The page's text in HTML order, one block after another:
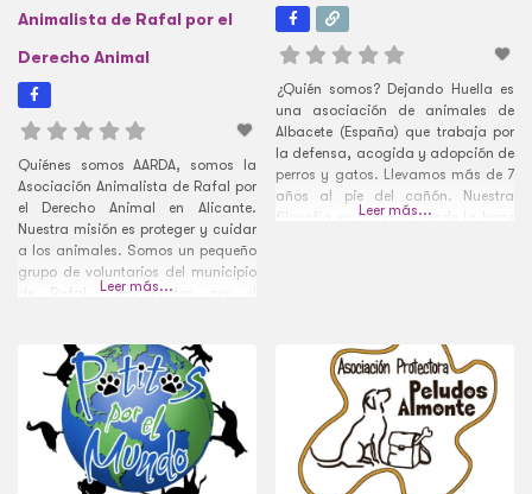
Animalista de Rafal por el
Derecho Animal
Quiénes somos AARDA, somos la
Asociación Animalista de Rafal por
el Derecho Animal en Alicante.
Nuestra misión es proteger y cuidar
a los animales. Somos un pequeño
grupo de voluntarios del municipio
de Rafal, preocupados por el
Ayudamos con nuestro propio
bolsillo a todos los animales que
encontramos en el pueblo.
Leer más...
¿Quién somos? Dejando Huella es
una asociación de animales de
Albacete (España) que trabaja por
la defensa, acogida y adopción de
perros y gatos. Llevamos más de 7
años al pie del cañón. Nuestra
filosofía es trabajar desde la base
Leer más...